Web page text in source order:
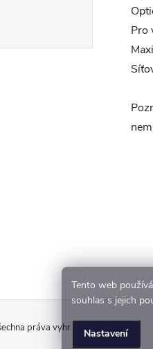
Tento web
souhlas s jejich
Nastavení
Pro
práva vyhrazena.